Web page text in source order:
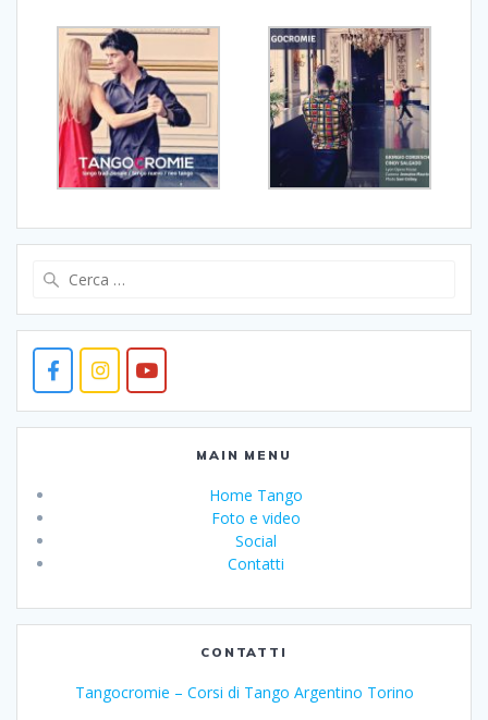
MAIN MENU
Home Tango
Foto e video
Social
Contatti
CONTATTI
Tangocromie – Corsi di Tango Argentino Torino